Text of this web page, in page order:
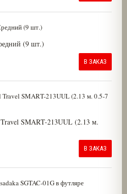
(9 шт.)
В ЗАКАЗ
SMART-213UUL (2.13 м.
В ЗАКАЗ